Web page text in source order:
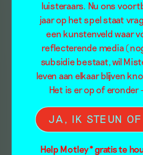
luisteraars. Nu ons
jaar op het spel staat
een kunstenveld waar
reflecterende media
subsidie bestaat, wil
leven aan elkaar blijven
Het is er op of eronder
JA, IK STEUN
Help Motley* gratis te